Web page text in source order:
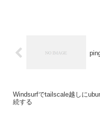
Windsurfでtailscale越しに
続する